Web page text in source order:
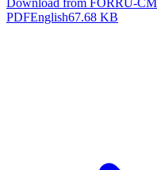
Download from FORRU-
PDFEnglish67.68 KB